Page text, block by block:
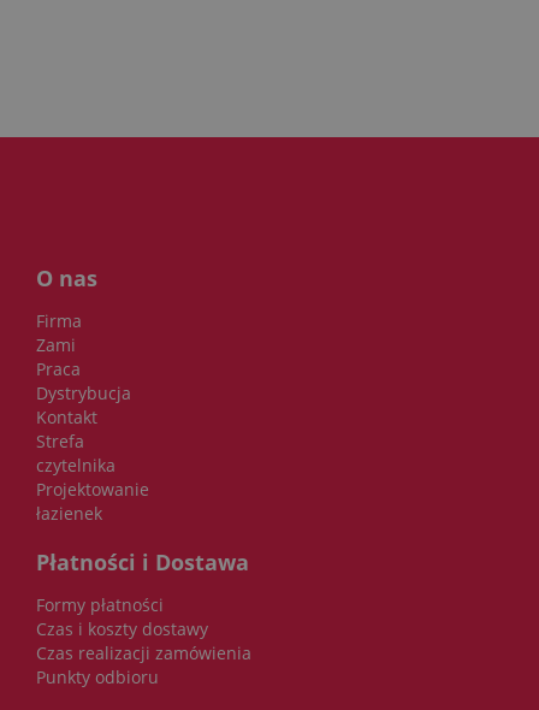
O nas
Firma
Zami
Praca
Dystrybucja
Kontakt
Strefa
czytelnika
Projektowanie
łazienek
Płatności i Dostawa
Formy płatności
Czas i koszty dostawy
Czas realizacji zamówienia
Punkty odbioru